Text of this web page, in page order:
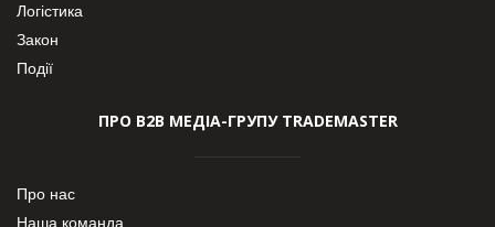
Логістика
Закон
Події
ПРО В2В МЕДІА-ГРУПУ TRADEMASTER
Про нас
Наша команда